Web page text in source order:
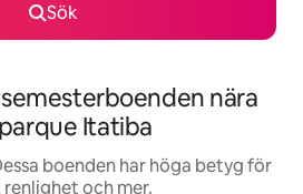
Sök
nära
Itatiba
boenden har höga betyg för
renlighet och mer.